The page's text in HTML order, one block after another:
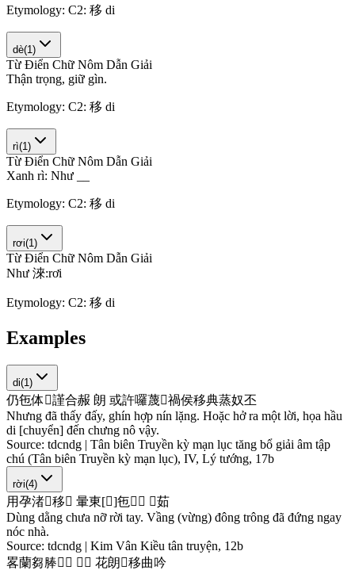
Etymology: C2: 移 di
dè(1 )
Từ Điển Chữ Nôm Dẫn Giải
Thận trọng, giữ gìn.
Etymology: C2: 移 di
rì(1 )
Từ Điển Chữ Nôm Dẫn Giải
Xanh rì: Như
Etymology: C2: 移 di
rơi(1 )
Từ Điển Chữ Nôm Dẫn Giải
Như 淶:rơi
Etymology: C2: 移 di
Examples
di(1)
仍㐌体𦷾謹合赧 朗 或許囉蔑𠅜禍侯移典蒸奴丕
Nhưng đã thấy đấy, ghín hợp nín lặng. Hoặc hở ra một lời, họa hầu
di [chuyển] đến chưng nô vậy.
Source: tdcndg | Tân biên Truyền kỳ mạn lục tăng bổ giải âm tập
chú (Tân biên Truyền kỳ mạn lục), IV, Lý tướng, 17b
rời(4)
用孕渚𡝖移𢬣 暈東[𬂙]㐌𥪸 𣦍 𣟪茹
Dùng dằng chưa nỡ rời tay. Vầng (vừng) đông trông đã đứng ngay
nóc nhà.
Source: tdcndg | Kim Vân Kiều tân truyện, 12b
畧蘭芻䏾𢭸 𠳒 𦝄 𢠩 花朗𧍝移曲吟